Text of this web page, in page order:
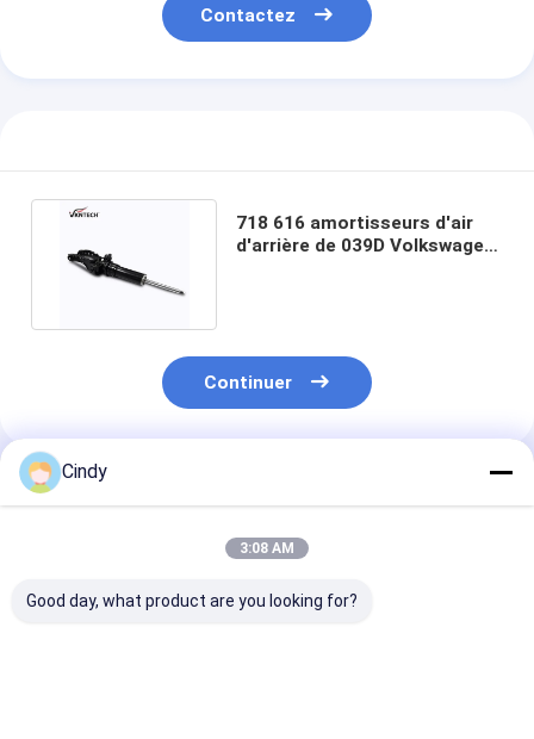
Contactez
718 616 amortisseurs d'air
d'arrière de 039D Volkswagen
Continuer
Produits Recommandés
Cindy
3:08 AM
Good day, what product are you looking for?